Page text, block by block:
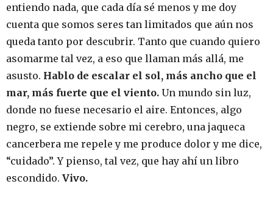
entiendo nada, que cada día sé menos y me doy
cuenta que somos seres tan limitados que aún nos
queda tanto por descubrir. Tanto que cuando quiero
asomarme tal vez, a eso que llaman más allá, me
asusto. Hablo de escalar el sol, más ancho que el
mar, más fuerte que el viento. Un mundo sin luz,
donde no fuese necesario el aire. Entonces, algo
negro, se extiende sobre mi cerebro, una jaqueca
cancerbera me repele y me produce dolor y me dice,
“cuidado”. Y pienso, tal vez, que hay ahí un libro
escondido. Vivo.